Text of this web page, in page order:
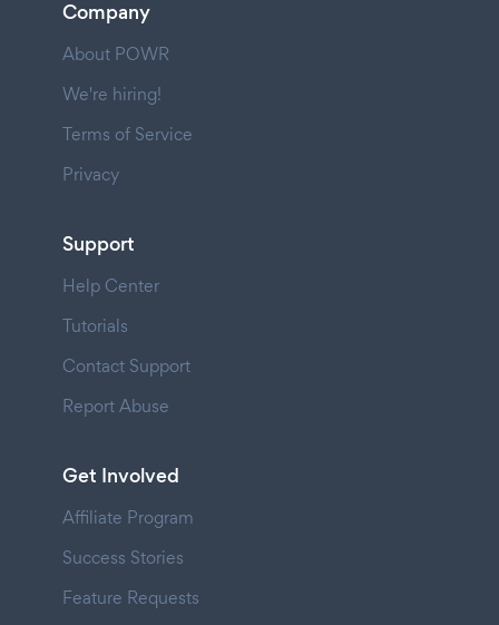
Company
About POWR
We're hiring!
Terms of Service
Privacy
Support
Help Center
Tutorials
Contact Support
Report Abuse
Get Involved
Affiliate Program
Success Stories
Feature Requests